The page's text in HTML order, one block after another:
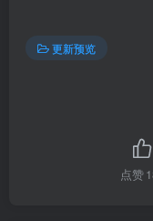
更新预览
点赞